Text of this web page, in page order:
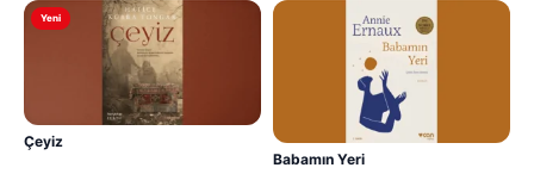
Yeni
Çeyiz
Babamın Yeri